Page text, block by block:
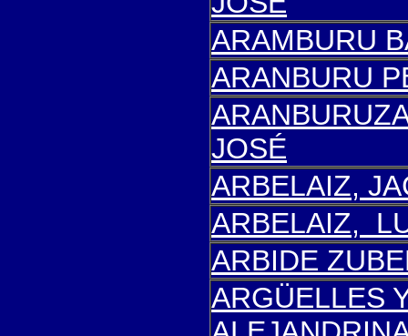
ARAMBURU
ARANBURU
JOSÉ
ARBELAIZ,
ARBELAIZ,
ARBIDE
ARGÜELLES